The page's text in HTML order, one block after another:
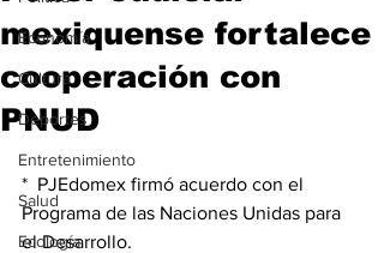
Economía
Cultura
Deportes
Entretenimiento
Salud
Ecología
mexiquense fortalece
cooperación con
PNUD
*  PJEdomex firmó acuerdo con el
Programa de las Naciones Unidas para
el Desarrollo.